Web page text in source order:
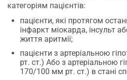
категоріям пацієнтів:
пацієнти, які протягом
інфаркт міокарда, інсульт
життя аритмії;
пацієнти з артеріальною
рт. ст.) Або з артеріальною
170/100 мм рт. ст.) в стані